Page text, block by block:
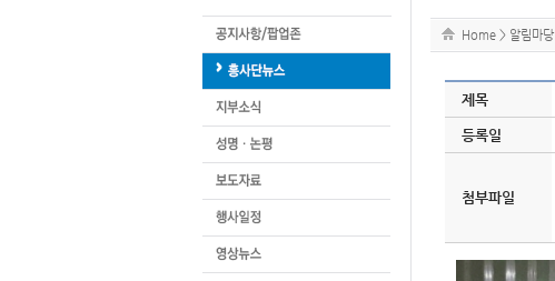
Home > 알림마당
제목
등록일
첨부파일